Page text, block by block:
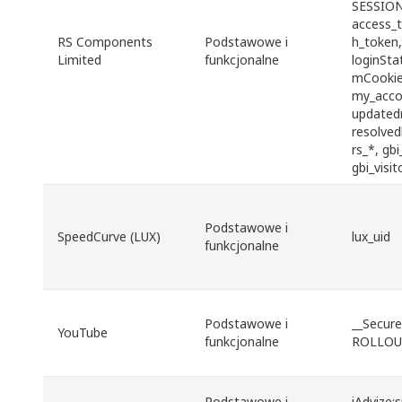
RS Components
Limited
Podstawowe i
funkcjonalne
rs_*,
SpeedCurve (LUX)
Podstawowe i
funkcjonalne
lux_uid
YouTube
Podstawowe i
funkcjonalne